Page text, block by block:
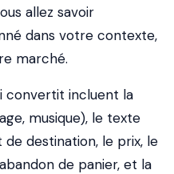
allez savoir
dans votre contexte,
marché.
convertit incluent la
musique), le texte
destination, le prix, le
de panier, et la